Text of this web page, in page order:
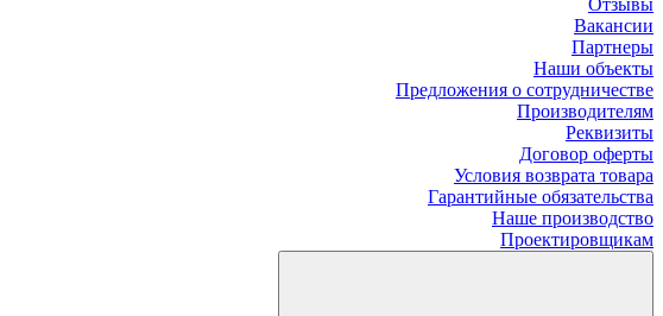
Отзывы
Вакансии
Партнеры
Наши объекты
Предложения о сотрудничестве
Производителям
Реквизиты
Договор оферты
Условия возврата товара
Гарантийные обязательства
Наше производство
Проектировщикам